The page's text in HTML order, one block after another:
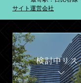
サイト運営会社
検討中リス